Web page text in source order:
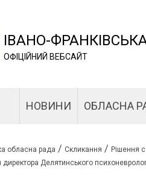
ІВАНО-
ОФІЦІЙНИЙ ВЕБСАЙТ
НОВИНИ ОБЛАСНА
обласна рада / Скликання / Рішення
директора Делятинського